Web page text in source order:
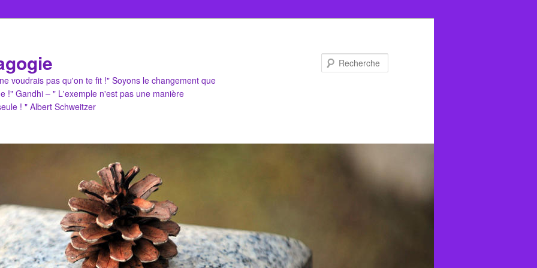
voudrais pas qu'on te fit !" Soyons le changement que
!" Gandhi – " L'exemple n'est pas une manière
! " Albert Schweitzer